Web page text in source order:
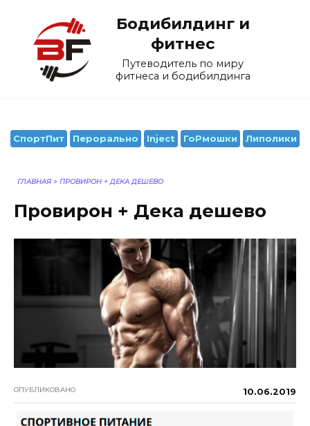
содержанию
Бодибилдинг и
фитнес
Путеводитель по миру
фитнеса и бодибилдинга
СпортПит Перорально Inject ГоРмошки Липолики
ГЛАВНАЯ > ПРОВИРОН + ДЕКА ДЕШЕВО
Провирон + Дека дешево
ОПУБЛИКОВАНО 10.06.2019